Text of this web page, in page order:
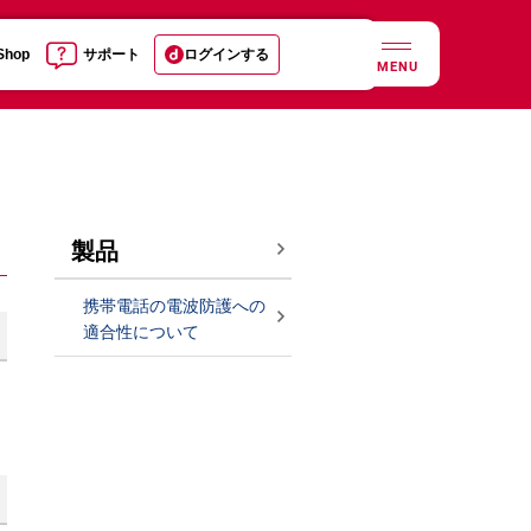
サポート ログインする
MENU
製品
携帯電話の電波防護への
適合性について